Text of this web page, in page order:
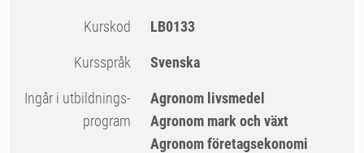
Kurskod LB0133
Kursspråk Svenska
Ingår i utbildnings-
program
Agronom livsmedel
Agronom mark och växt
Agronom företagsekonomi